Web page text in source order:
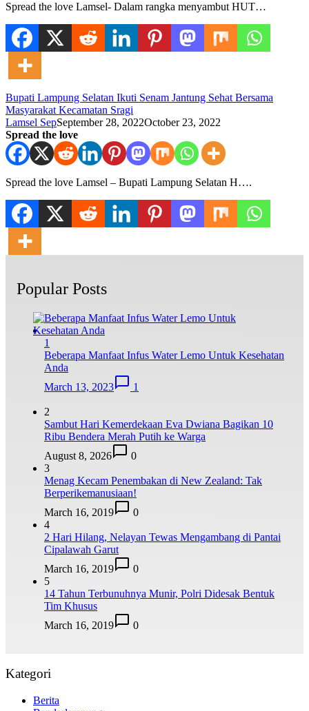
Spread the love Lamsel- Dalam rangka menyambut HUT…
Bupati Lampung Selatan Ikuti Senam Jantung Sehat Bersama
Masyarakat Kecamatan Sragi
Lamsel SepSeptember 28, 2022October 23, 2022
Spread the love
Spread the love Lamsel – Bupati Lampung Selatan H….
Popular Posts
1
Beberapa Manfaat Infus Water Lemo Untuk Kesehatan
Anda
March 13, 2023
1
2
Sambut Hari Kemerdekaan Eva Dwiana Bagikan 10
Ribu Bendera Merah Putih ke Warga
August 8, 2026
0
3
Menag Kecam Penembakan di New Zealand: Tak
Berperikemanusiaan!
March 16, 2019
0
4
2 Hari Hilang, Nelayan Tewas Mengambang di Pantai
Cipalawah Garut
March 16, 2019
0
5
14 Tahun Terbunuhnya Munir, Polri Didesak Bentuk
Tim Khusus
March 16, 2019
0
Kategori
Berita